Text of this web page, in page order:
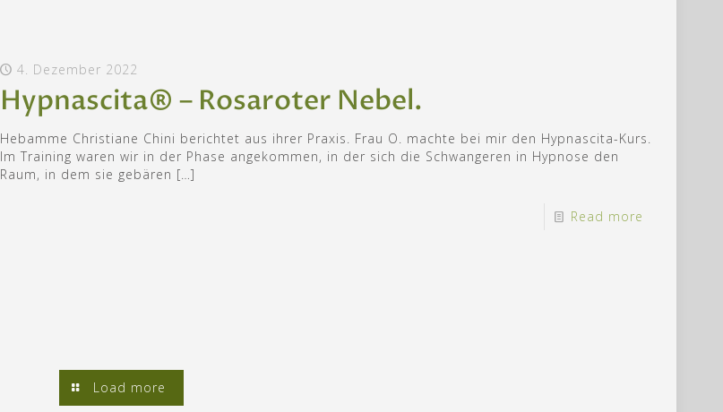
4. Dezember 2022
Hypnascita® – Rosaroter Nebel.
Hebamme Christiane Chini berichtet aus ihrer Praxis. Frau O. machte bei mir den Hypnascita-Kurs.
Im Training waren wir in der Phase angekommen, in der sich die Schwangeren in Hypnose den
Raum, in dem sie gebären […]
Read more
Load more